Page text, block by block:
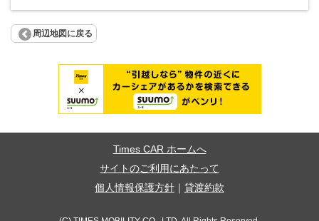
周辺地図に戻る
Times CAR ホームへ
サイトのご利用にあたって
個人情報保護方針
貸渡約款